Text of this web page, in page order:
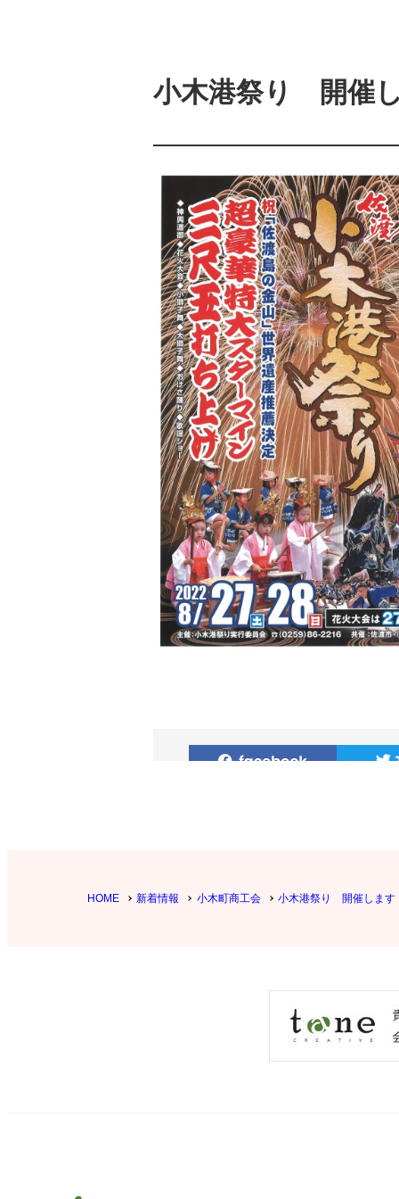
小木港祭り 開催
HOME 新着情報 小木町商工会 小木港祭り 開催します